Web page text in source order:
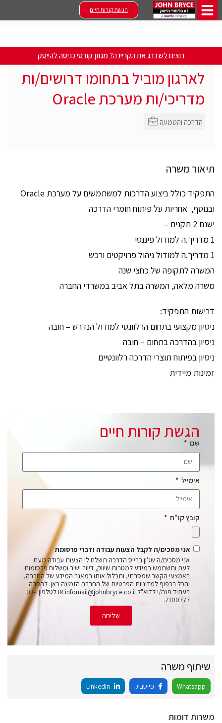
הגשת קורות חיים
רוצים לשדרג את הקריירה? מגוון קורסי כניסה להייטק
לארגון מוביל בתחומו דרושים/ות
מדריכי/ות מערכת Oracle
תיאור משרה
התפקיד כולל ביצוע הדרכות למשתמשים על מערכת Oracle
ובנוסף, אחריות על פיתוח חומרי הדרכה
ישנם 2 תקנים –
1 מדריך.ה למודול פיננסי
1 מדריך.ה למודול ניהול פרויקטים ורכש
המשרה לתקופה של כחצי שנה
משרה מלאה, המשרה בתל אביב במשרדי החברה
דרישות התפקיד:
ניסיון מקצועי בתחום הרלוונטי למודול הנדרש – חובה
ניסיון בהדרכה בתחום – חובה
ניסיון בפיתוח תוצרי הדרכה רלוונטיים
זמינות מיידית
הגשת קורות חיים
שם
אימייל
קובץ קו"ח
אני מסכים/ה לקבל הצעות עבודה ודברי פרסומת
אני מסכים/ה שג'ון ברייס הדרכה תשלח לי הצעות עבודה מעת
לעת ותשתמש במידע למטרות שיווק, דיוור ישיר ומשלוח פרסומות
באמצעי הקשר שמסרתי, ותכלול אותו במאגר המידע של החברה,
והכל בכפוף למדיניות הפרטיות של החברה הזמינה כאן. להסרה
בעתיד פנה/י לדוא"ל infomail@johnbryce.co.il
או לטלפון: 03-
7100777.
שליחה
שיתוף משרה
Whatsapp פייסבוק
משרות דומות